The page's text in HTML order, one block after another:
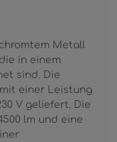
Metall
in einem
sind. Die
einer Leistung
V geliefert. Die
lm und eine